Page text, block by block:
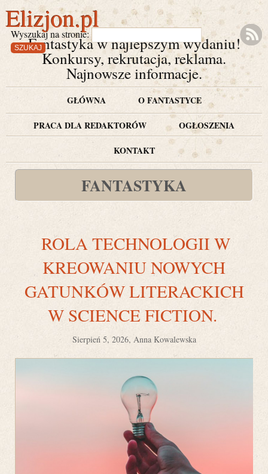
Wyszukaj na stronie:
Elizjon.pl
Fantastyka w najlepszym wydaniu!
Konkursy, rekrutacja, reklama.
Najnowsze informacje.
GŁÓWNA
O FANTASTYCE
PRACA DLA REDAKTORÓW
OGŁOSZENIA
KONTAKT
FANTASTYKA
ROLA TECHNOLOGII W
KREOWANIU NOWYCH
GATUNKÓW LITERACKICH
W SCIENCE FICTION.
Sierpień 5, 2026, Anna Kowalewska